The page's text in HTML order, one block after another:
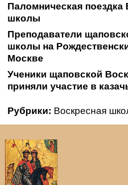
Паломническая поездка
школы
Преподаватели
школы на
Москве
Ученики щаповской
приняли участие в
Рубрики: Воскресная